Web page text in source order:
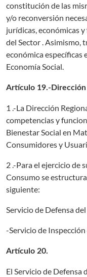
constitución de las
y/o reconversión
jurídicas, económicas
del Sector . Asimismo,
económica específicas
Economía Social.
Artículo 19.-Dirección
1 .-La Dirección
competencias y
Bienestar Social en
Consumidores y
2 .-Para el ejercicio de
Consumo se
siguiente:
Servicio de Defensa
-Servicio de
Artículo 20.
El Servicio de Defensa